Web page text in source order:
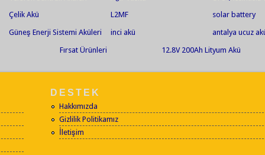
Aküleri
Çelik Akü L2MF solar battery
Güneş Enerji Sistemi Aküleri inci akü
antalya ucuz
akü jel akü en
akü market
Fırsat Ürünleri 12.8V 200Ah Lityum Akü
DESTEK
Hakkımızda
Gizlilik Politikamız
İletişim